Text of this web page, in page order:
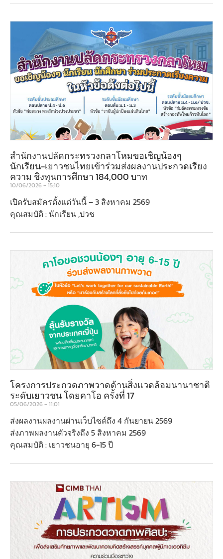
สำนักงานปลัดกระทรวงกลาโหมขอเชิญน้องๆ
นักเรียน-เยาวชนไทยเข้าร่วมส่งผลงานประกวดเรียง
ความ ชิงทุนการศึกษา 184,000 บาท
10/06/2026 15:10
เปิดรับสมัครตั้งแต่วันนี้ – 3 สิงหาคม 2569
คุณสมบัติ : นักเรียน ,ปวช
โครงการประกวดภาพวาดด้านสิ่งแวดล้อมนานาชาติ
ระดับเยาวชน โดยคาโอ ครั้งที่ 17
05/06/2026 11:01
ส่งผลงานผลงานผ่านเว็บไซต์ถึง 4 กันยายน 2569
ส่งภาพผลงานตัวจริงถึง 5 สิงหาคม 2569
คุณสมบัติ : เยาวชนอายุ 6-15 ปี